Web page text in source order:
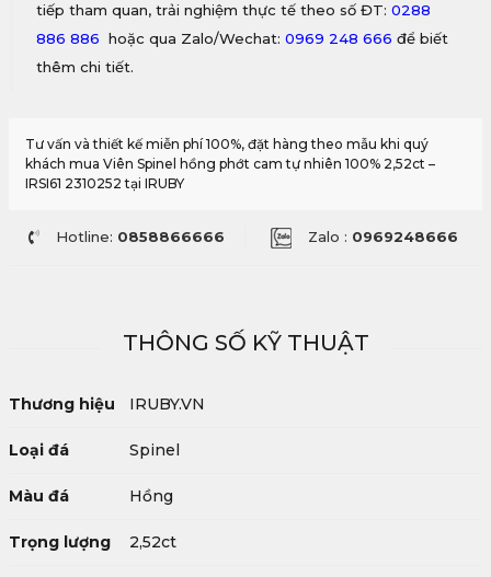
tiếp tham quan, trải nghiệm thực tế theo số ĐT: 0288
886 886 hoặc qua Zalo/Wechat: 0969 248 666 để biết
thêm chi tiết.
Tư vấn và thiết kế miễn phí 100%, đặt hàng theo mẫu khi quý
khách mua Viên Spinel hồng phớt cam tự nhiên 100% 2,52ct –
IRSI61 2310252 tại IRUBY
Hotline: 0858866666 Zalo : 0969248666
THÔNG SỐ KỸ THUẬT
Thương hiệu IRUBY.VN
Loại đá Spinel
Màu đá Hồng
Trọng lượng 2,52ct